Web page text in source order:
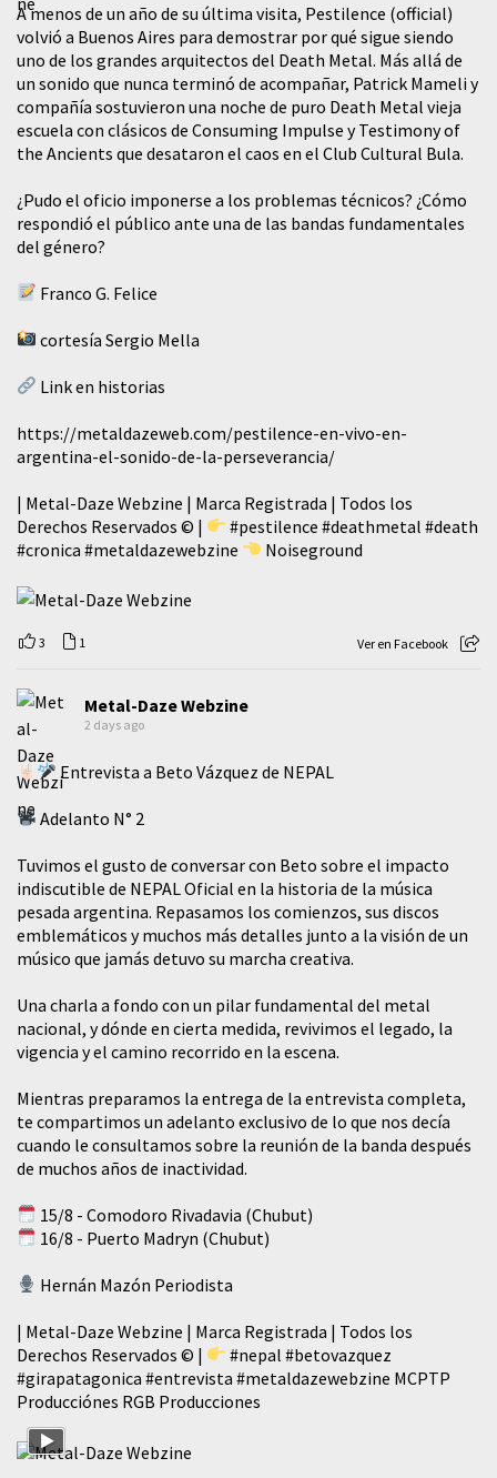
A menos de un año de su última visita, Pestilence (official)
volvió a Buenos Aires para demostrar por qué sigue siendo
uno de los grandes arquitectos del Death Metal. Más allá de
un sonido que nunca terminó de acompañar, Patrick Mameli y
compañía sostuvieron una noche de puro Death Metal vieja
escuela con clásicos de Consuming Impulse y Testimony of
the Ancients que desataron el caos en el Club Cultural Bula.
¿Pudo el oficio imponerse a los problemas técnicos? ¿Cómo
respondió el público ante una de las bandas fundamentales
del género?
Franco G. Felice
cortesía Sergio Mella
Link en historias
https://metaldazeweb.com/pestilence-en-vivo-en-
argentina-el-sonido-de-la-perseverancia/
| Metal-Daze Webzine | Marca Registrada | Todos los
Derechos Reservados © |
#pestilence #deathmetal #death
#cronica #metaldazewebzine Noiseground
3 1 Ver en Facebook
Metal-Daze Webzine
2 days ago
Entrevista a Beto Vázquez de NEPAL
Adelanto N° 2
Tuvimos el gusto de conversar con Beto sobre el impacto
indiscutible de NEPAL Oficial en la historia de la música
pesada argentina. Repasamos los comienzos, sus discos
emblemáticos y muchos más detalles junto a la visión de un
músico que jamás detuvo su marcha creativa.
​Una charla a fondo con un pilar fundamental del metal
nacional, y dónde en cierta medida, revivimos el legado, la
vigencia y el camino recorrido en la escena.
Mientras preparamos la entrega de la entrevista completa,
te compartimos un adelanto exclusivo de lo que nos decía
cuando le consultamos sobre la reunión de la banda después
de muchos años de inactividad.
15/8 - Comodoro Rivadavia (Chubut)
16/8 - Puerto Madryn (Chubut)
Hernán Mazón Periodista
| Metal-Daze Webzine | Marca Registrada | Todos los
Derechos Reservados © |
#nepal #betovazquez
#girapatagonica #entrevista #metaldazewebzine MCPTP
Producciónes RGB Producciones